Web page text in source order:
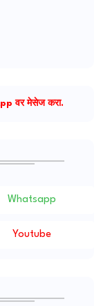
वर मेसेज करा.
Whatsapp
Youtube